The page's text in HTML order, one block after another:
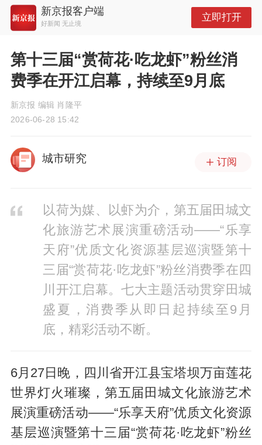
新京报客户端
好新闻 无止境
立即打开
第十三届“赏荷花·吃龙虾”粉丝消
费季在开江启幕，持续至9月底
新京报 编辑 肖隆平
2026-06-28 15:42
城市研究 订阅
以荷为媒、以虾为介，第五届田城文
化旅游艺术展演重磅活动——“乐享
天府”优质文化资源基层巡演暨第十
三届“赏荷花·吃龙虾”粉丝消费季在四
川开江启幕。七大主题活动贯穿田城
盛夏，消费季从即日起持续至9月
底，精彩活动不断。
6月27日晚，四川省开江县宝塔坝万亩莲花
世界灯火璀璨，第五届田城文化旅游艺术
展演重磅活动——“乐享天府”优质文化资源
基层巡演暨第十三届“赏荷花·吃龙虾”粉丝